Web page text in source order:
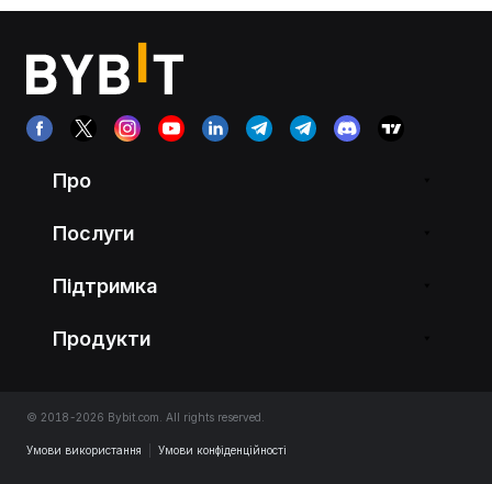
Про
Послуги
Підтримка
Продукти
© 2018-2026 Bybit.com. All rights reserved.
Умови використання Умови конфіденційності